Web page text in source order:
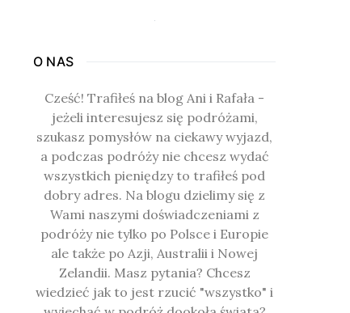
O NAS
Cześć! Trafiłeś na blog Ani i Rafała -
jeżeli interesujesz się podróżami,
szukasz pomysłów na ciekawy wyjazd,
a podczas podróży nie chcesz wydać
wszystkich pieniędzy to trafiłeś pod
dobry adres. Na blogu dzielimy się z
Wami naszymi doświadczeniami z
podróży nie tylko po Polsce i Europie
ale także po Azji, Australii i Nowej
Zelandii. Masz pytania? Chcesz
wiedzieć jak to jest rzucić "wszystko" i